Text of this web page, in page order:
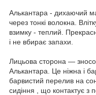
Алькантара - дихаючий
через тонкі волокна.
взимку - теплий.
і не вбирає запахи.
Лицьова сторона —
Алькантара. Це ніжна і
барвистий перелив на
сидіння , що контактує з